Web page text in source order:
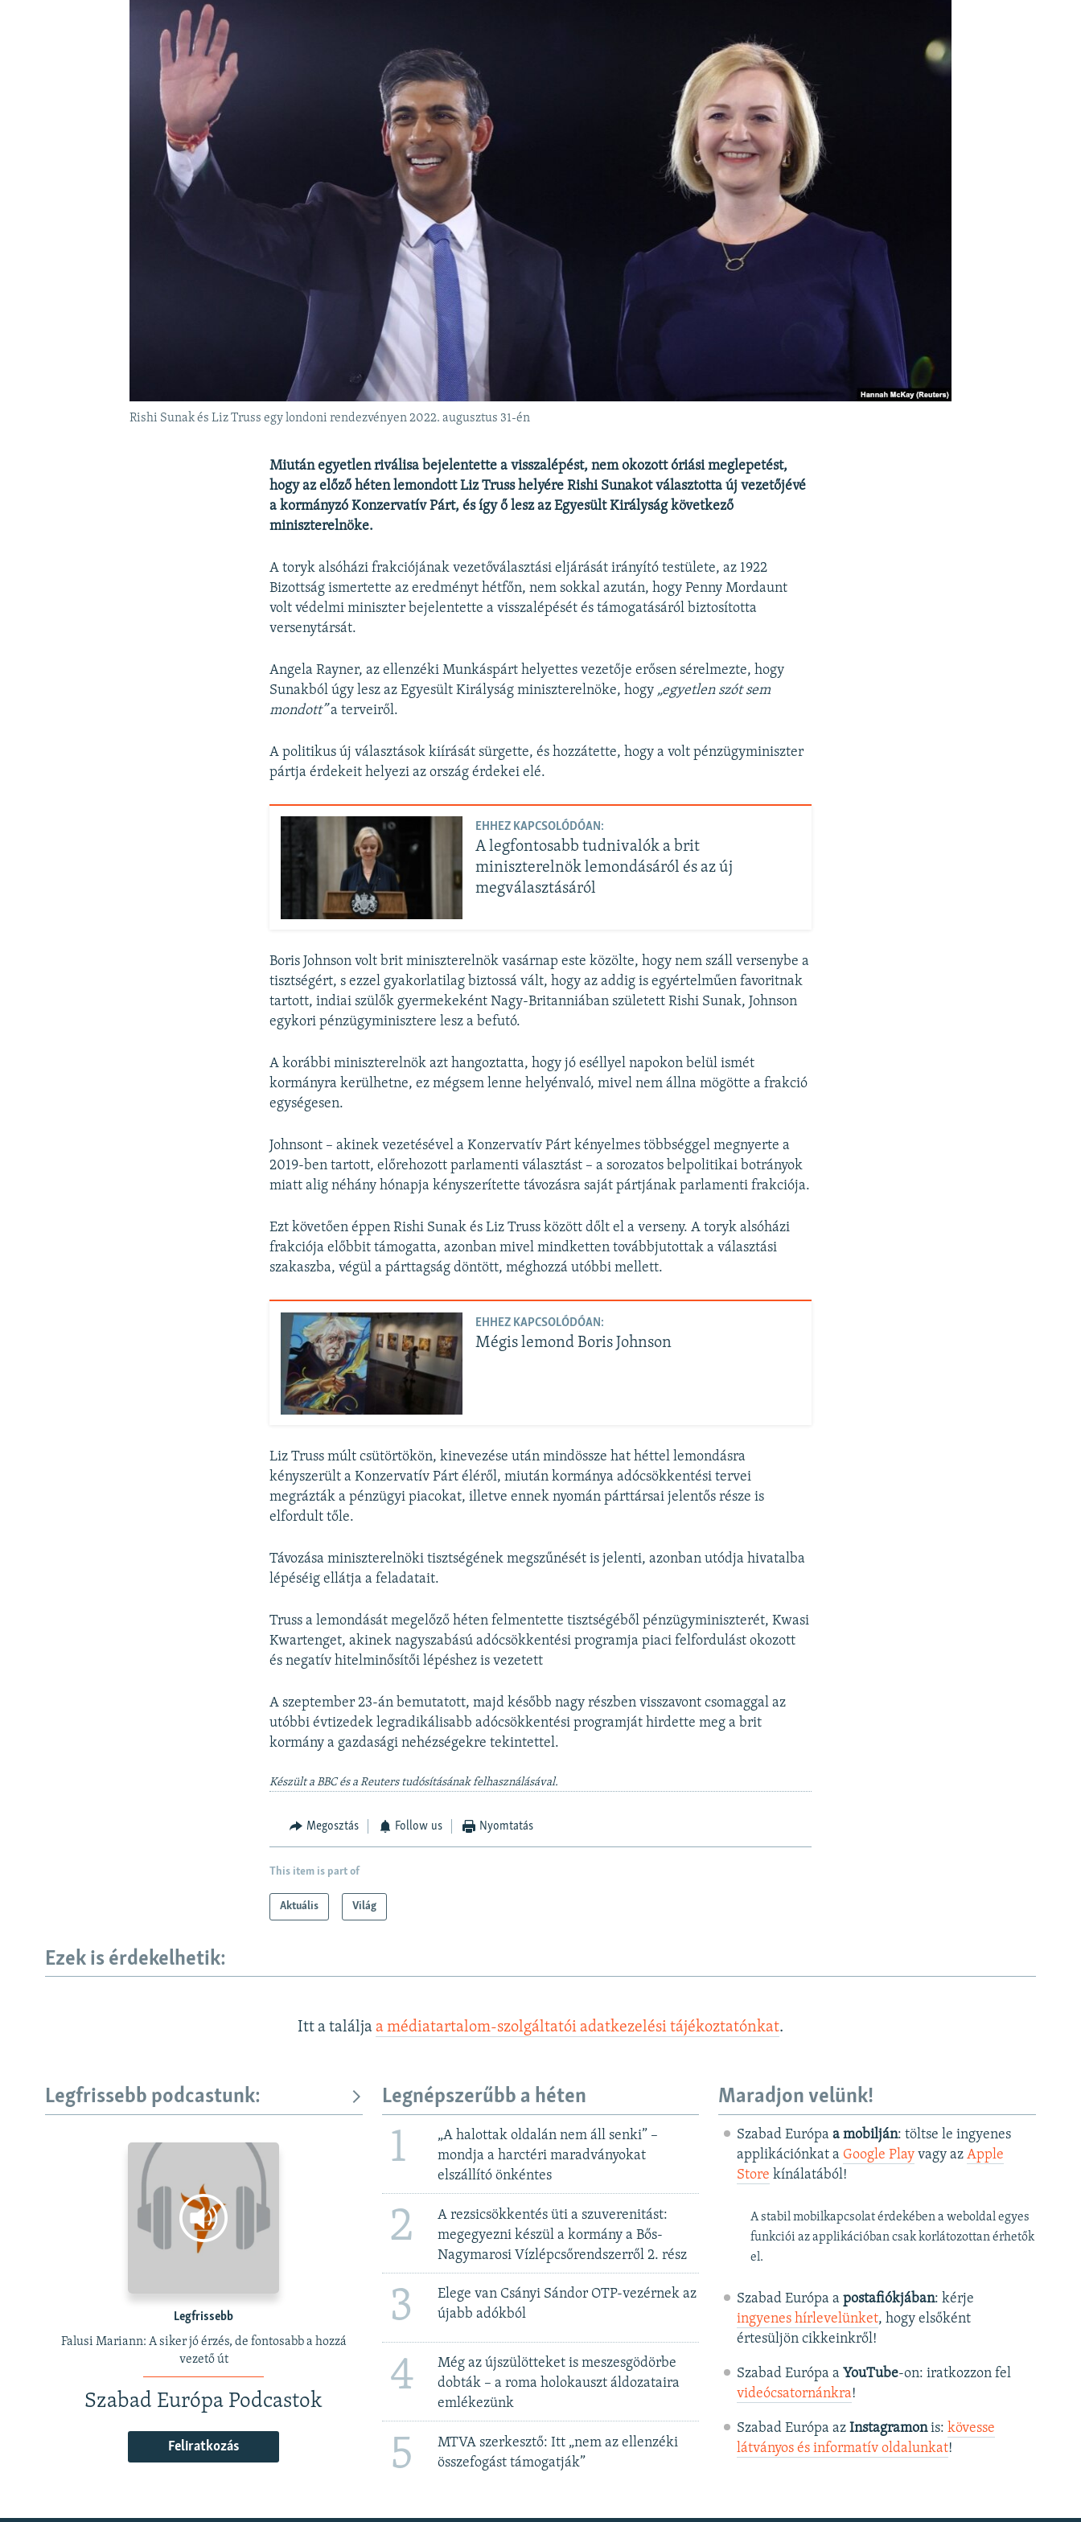
Rishi Sunak és Liz Truss egy londoni rendezvényen 2022. augusztus 31-én
Miután egyetlen riválisa bejelentette a visszalépést, nem okozott óriási meglepetést,
hogy az előző héten lemondott Liz Truss helyére Rishi Sunakot választotta új vezetőjévé
a kormányzó Konzervatív Párt, és így ő lesz az Egyesült Királyság következő
miniszterelnöke.
A toryk alsóházi frakciójának vezetőválasztási eljárását irányító testülete, az 1922
Bizottság ismertette az eredményt hétfőn, nem sokkal azután, hogy Penny Mordaunt
volt védelmi miniszter bejelentette a visszalépését és támogatásáról biztosította
versenytársát.
Angela Rayner, az ellenzéki Munkáspárt helyettes vezetője erősen sérelmezte, hogy
Sunakból úgy lesz az Egyesült Királyság miniszterelnöke, hogy „egyetlen szót sem
mondott”a terveiről.
A politikus új választások kiírását sürgette, és hozzátette, hogy a volt pénzügyminiszter
pártja érdekeit helyezi az ország érdekei elé.
EHHEZ KAPCSOLÓDÓAN:
A legfontosabb tudnivalók a brit
miniszterelnök lemondásáról és az új
megválasztásáról
Boris Johnson volt brit miniszterelnök vasárnap este közölte, hogy nem száll versenybe a
tisztségért, s ezzel gyakorlatilag biztossá vált, hogy az addig is egyértelműen favoritnak
tartott, indiai szülők gyermekeként Nagy-Britanniában született Rishi Sunak, Johnson
egykori pénzügyminisztere lesz a befutó.
A korábbi miniszterelnök azt hangoztatta, hogy jó eséllyel napokon belül ismét
kormányra kerülhetne, ez mégsem lenne helyénvaló, mivel nem állna mögötte a frakció
egységesen.
Johnsont – akinek vezetésével a Konzervatív Párt kényelmes többséggel megnyerte a
2019-ben tartott, előrehozott parlamenti választást – a sorozatos belpolitikai botrányok
miatt alig néhány hónapja kényszerítette távozásra saját pártjának parlamenti frakciója.
Ezt követően éppen Rishi Sunak és Liz Truss között dőlt el a verseny. A toryk alsóházi
frakciója előbbit támogatta, azonban mivel mindketten továbbjutottak a választási
szakaszba, végül a párttagság döntött, méghozzá utóbbi mellett.
EHHEZ KAPCSOLÓDÓAN:
Mégis lemond Boris Johnson
Liz Truss múlt csütörtökön, kinevezése után mindössze hat héttel lemondásra
kényszerült a Konzervatív Párt éléről, miután kormánya adócsökkentési tervei
megrázták a pénzügyi piacokat, illetve ennek nyomán párttársai jelentős része is
elfordult tőle.
Távozása miniszterelnöki tisztségének megszűnését is jelenti, azonban utódja hivatalba
lépéséig ellátja a feladatait.
Truss a lemondását megelőző héten felmentette tisztségéből pénzügyminiszterét, Kwasi
Kwartenget, akinek nagyszabású adócsökkentési programja piaci felfordulást okozott
és negatív hitelminősítői lépéshez is vezetett
A szeptember 23-án bemutatott, majd később nagy részben visszavont csomaggal az
utóbbi évtizedek legradikálisabb adócsökkentési programját hirdette meg a brit
kormány a gazdasági nehézségekre tekintettel.
Készült a BBC és a Reuters tudósításának felhasználásával.
Megosztás Follow us Nyomtatás
This item is part of
Aktuális Világ
Ezek is érdekelhetik:
Itt a találja a médiatartalom-szolgáltatói adatkezelési tájékoztatónkat.
Legfrissebb podcastunk:
Legfrissebb
Falusi Mariann: A siker jó érzés, de fontosabb a hozzá
vezető út
Szabad Európa Podcastok
Feliratkozás
Legnépszerűbb a héten
1
„A halottak oldalán nem áll senki” –
mondja a harctéri maradványokat
elszállító önkéntes
2
A rezsicsökkentés üti a szuverenitást:
megegyezni készül a kormány a Bős-
Nagymarosi Vízlépcsőrendszerről 2. rész
3
Elege van Csányi Sándor OTP-vezérnek az
újabb adókból
4
Még az újszülötteket is meszesgödörbe
dobták – a roma holokauszt áldozataira
emlékezünk
5
MTVA szerkesztő: Itt „nem az ellenzéki
összefogást támogatják”
Maradjon velünk!
Szabad Európa a mobilján: töltse le ingyenes
applikációnkat a Google Playvagy az Apple
Store kínálatából!
A stabil mobilkapcsolat érdekében a weboldal egyes
funkciói az applikációban csak korlátozottan érhetők
el.
Szabad Európa a postafiókjában: kérje
ingyenes hírlevelünket, hogy elsőként
értesüljön cikkeinkről!
Szabad Európa a YouTube-on: iratkozzon fel
videócsatornánkra!
Szabad Európa az Instagramonis: kövesse
látványos és informatív oldalunkat! ​